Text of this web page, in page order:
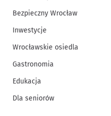
Bezpieczny Wrocław
Inwestycje
Wrocławskie osiedla
Gastronomia
Edukacja
Dla seniorów